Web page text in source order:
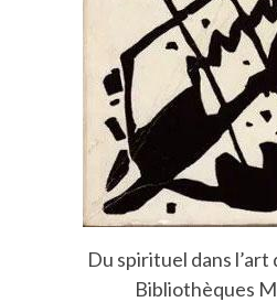
Du spirituel dans
Bibliothèques